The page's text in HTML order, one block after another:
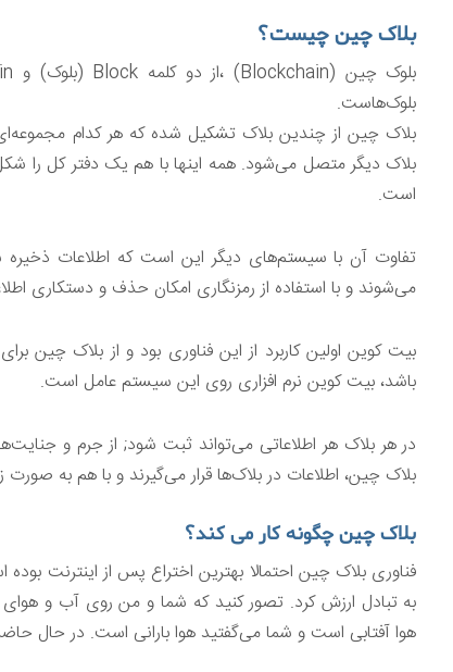
بلاک چین چیست؟
بلوک‌هاست.
بلاک چین از چندین بلاک تشکیل شده که هر کدام
بلاک دیگر متصل می‌شود. همه اینها با هم یک دفتر کل را
است.
تفاوت آن با سیستم‌های دیگر این است که اطلاعات
می‌شوند و با استفاده از رمزنگاری امکان حذف و دستکاری
بیت کوین اولین کاربرد از این فناوری بود و از بلاک چین
باشد، بیت کوین نرم افزاری روی این سیستم عامل است.
در هر بلاک هر اطلاعاتی می‌تواند ثبت شود; از جرم و
بلاک چین، اطلاعات در بلاک‌ها قرار می‌گیرند و با هم به
بلاک چین چگونه کار می کند؟
فناوری بلاک چین احتمالا بهترین اختراع پس از اینترنت
هوا آفتابی است و شما می‌گفتید هوا بارانی است. در حال حاضر ۳ گزینه برای انجام چنین شرطی در اختیار